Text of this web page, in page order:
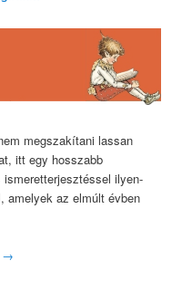
megszakítani lassan
itt egy hosszabb
ilyen-
amelyek az elmúlt évben
→